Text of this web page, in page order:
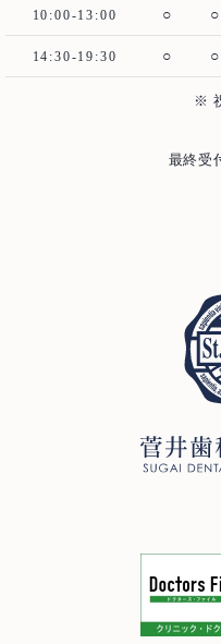
ご予約・お問い合わせ
0466-
神奈川県藤沢
お問い合わせ
歯周外科治療
審美歯科
10:00-13:00 ○ ○
14:30-19:30 ○ ○
※
最終受